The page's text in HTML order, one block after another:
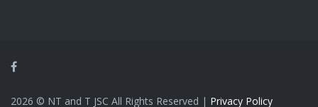
2026 © NT and T JSC All Rights Reserved | Privacy Policy